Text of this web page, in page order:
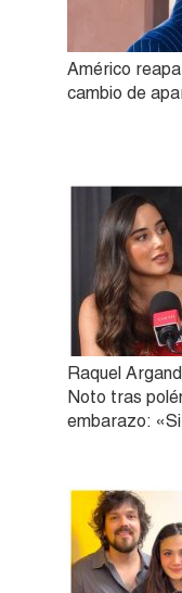
Américo
cambio de
Raquel
Noto tras
embarazo: